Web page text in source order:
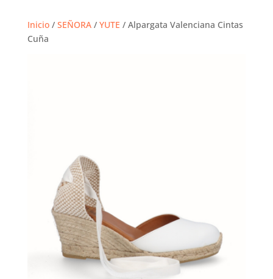
Inicio/ SEÑORA/ YUTE / Alpargata Valenciana Cintas
Cuña